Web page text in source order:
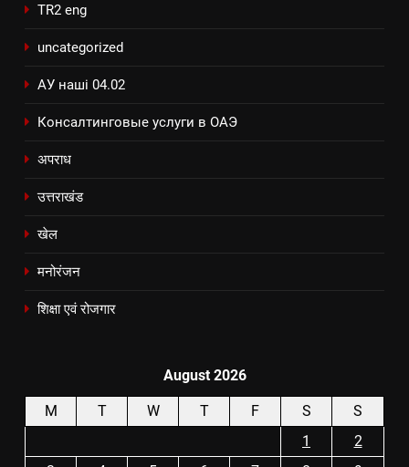
TR2 eng
uncategorized
АУ наші 04.02
Консалтинговые услуги в ОАЭ
अपराध
उत्तराखंड
खेल
मनोरंजन
शिक्षा एवं रोजगार
August 2026
M T W T F S
S
1
2